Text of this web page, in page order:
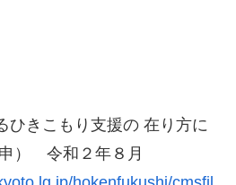
ひきこもり支援の 在り方に
） 令和２年８月